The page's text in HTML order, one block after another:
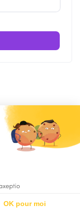
OK pour moi